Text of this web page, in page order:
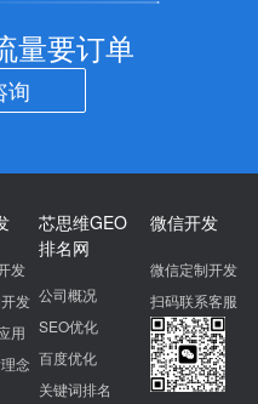
量要订单
询
发
发
用
念
芯思维GEO
排名网
公司概况
SEO优化
百度优化
关键词排名
微信开发
微信定制开发
扫码联系客服